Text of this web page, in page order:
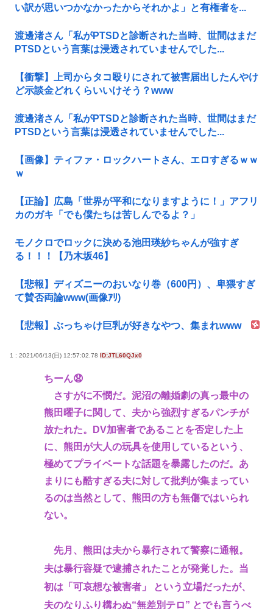
い訳が思いつかなかったからそれかよ」と有権者を...
渡邊渚さん「私がPTSDと診断された当時、世間はまだ
PTSDという言葉は浸透されていませんでした...
【衝撃】上司からタコ殴りにされて被害届出したんやけ
ど示談金どれくらいいけそう？www
渡邊渚さん「私がPTSDと診断された当時、世間はまだ
PTSDという言葉は浸透されていませんでした...
【画像】ティファ・ロックハートさん、エロすぎるｗｗ
ｗ
【正論】広島「世界が平和になりますように！」アフリ
カのガキ「でも僕たちは苦しんでるよ？」
モノクロでロックに決める池田瑛紗ちゃんが強すぎ
る！！！【乃木坂46】
【悲報】ディズニーのおいなり巻（600円）、卑猥すぎ
て賛否両論www(画像ｱﾘ)
【悲報】ぶっちゃけ巨乳が好きなやつ、集まれwww
1 : 2021/06/13(日) 12:57:02.78 ID:JTL60QJx0
ちーん😧
さすがに不憫だ。泥沼の離婚劇の真っ最中の
熊田曜子に関して、夫から強烈すぎるパンチが
放たれた。DV加害者であることを否定した上
に、熊田が大人の玩具を使用しているという、
極めてプライベートな話題を暴露したのだ。あ
まりにも酷すぎる夫に対して批判が集まってい
るのは当然として、熊田の方も無傷ではいられ
ない。
先月、熊田は夫から暴行されて警察に通報。
夫は暴行容疑で逮捕されたことが発覚した。当
初は「可哀想な被害者」 という立場だったが、
夫のなりふり構わぬ“無差別テロ” とでも言うべ